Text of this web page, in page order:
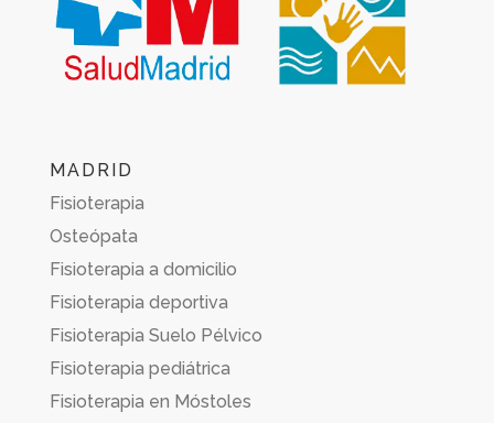
MADRID
Fisioterapia
Osteópata
Fisioterapia a domicilio
Fisioterapia deportiva
Fisioterapia Suelo Pélvico
Fisioterapia pediátrica
Fisioterapia en Móstoles